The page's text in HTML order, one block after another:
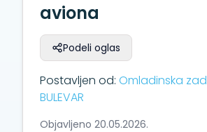
aviona
Podeli oglas
Postavljen od: Omladinska
BULEVAR
Objavljeno 20.05.2026.